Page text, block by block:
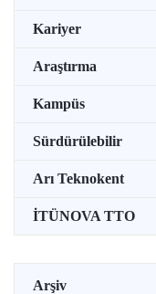
Kariyer
Araştırma
Kampüs
Sürdürülebilir
Arı Teknokent
İTÜNOVA TTO
Arşiv